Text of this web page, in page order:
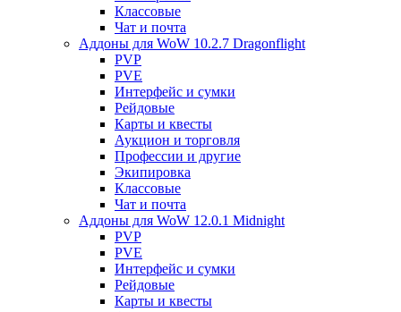
Классовые
Чат и почта
Аддоны для WoW 10.2.7 Dragonflight
PVP
PVE
Интерфейс и сумки
Рейдовые
Карты и квесты
Аукцион и торговля
Профессии и другие
Экипировка
Классовые
Чат и почта
Аддоны для WoW 12.0.1 Midnight
PVP
PVE
Интерфейс и сумки
Рейдовые
Карты и квесты